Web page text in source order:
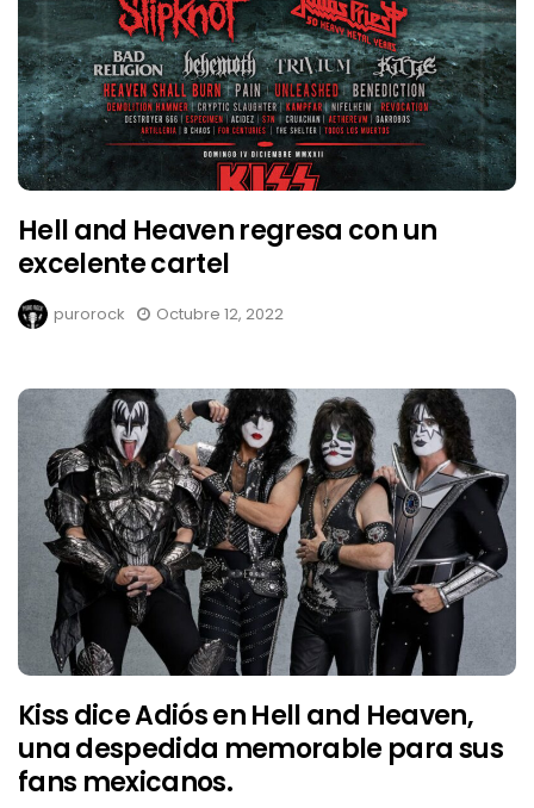
Hell and Heaven regresa con un
excelente cartel
purorock Octubre 12, 2022
Kiss dice Adiós en Hell and Heaven,
una despedida memorable para sus
fans mexicanos.